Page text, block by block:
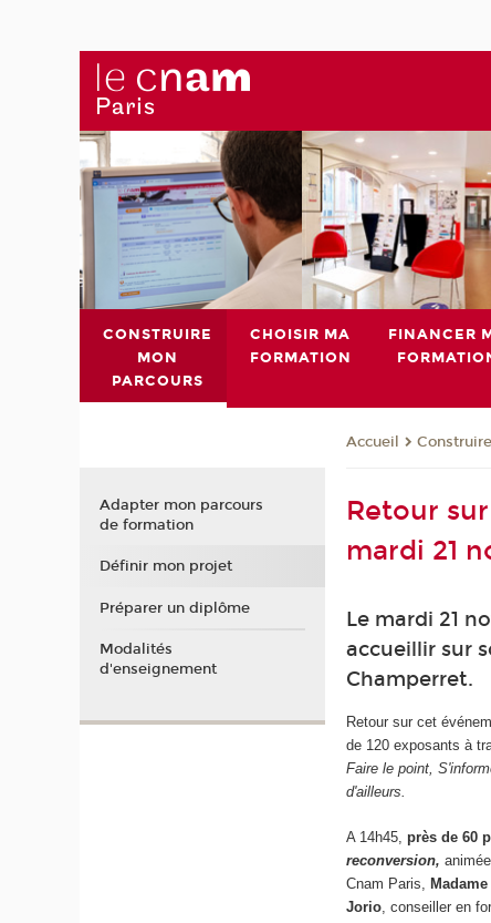
CONSTRUIRE
MON
PARCOURS
CHOISIR MA
FORMATION
FINANCER
Accueil
Retour
mardi 21
Le mardi 21
accueillir sur
Champerret.
Retour sur cet
de 120 exposants à
Faire le point,
d'ailleurs.
A 14h45,près de 60
reconversion,
Cnam Paris,
Jorio , conseiller en
Adapter mon parcours
de formation
Définir mon projet
Préparer un diplôme
Modalités
d'enseignement